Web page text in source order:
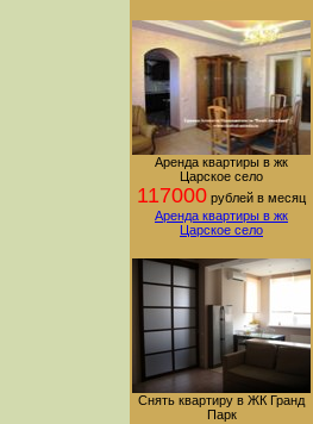
Аренда квартиры в жк
Царское село
117000 рублей в месяц
Аренда квартиры в жк
Царское село
Снять квартиру в ЖК Гранд
Парк